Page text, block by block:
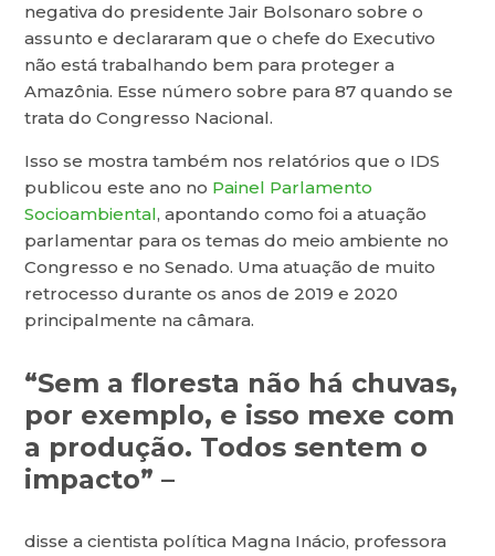
negativa do presidente Jair Bolsonaro sobre o
assunto e declararam que o chefe do Executivo
não está trabalhando bem para proteger a
Amazônia. Esse número sobre para 87 quando se
trata do Congresso Nacional.
Isso se mostra também nos relatórios que o IDS
publicou este ano no Painel Parlamento
Socioambiental, apontando como foi a atuação
parlamentar para os temas do meio ambiente no
Congresso e no Senado. Uma atuação de muito
retrocesso durante os anos de 2019 e 2020
principalmente na câmara.
“Sem a floresta não há chuvas,
por exemplo, e isso mexe com
a produção. Todos sentem o
impacto” –
disse a cientista política Magna Inácio, professora